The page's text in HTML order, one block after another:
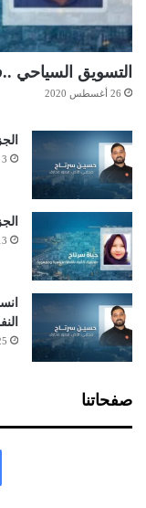
التسويق السياحي
26 أغسطس 2020
3 سبتمبر 2025
13
25
صفحاتنا